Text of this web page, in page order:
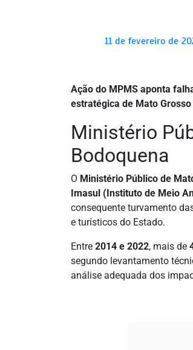
11 de fevereiro de
Ação do MPMS aponta
estratégica de Mato Grosso
Ministério
Bodoquena
O Ministério Público de
Imasul (Instituto de Meio
consequente turvamento
e turísticos do Estado.
Entre 2014 e 2022, mais de
segundo levantamento
análise adequada dos